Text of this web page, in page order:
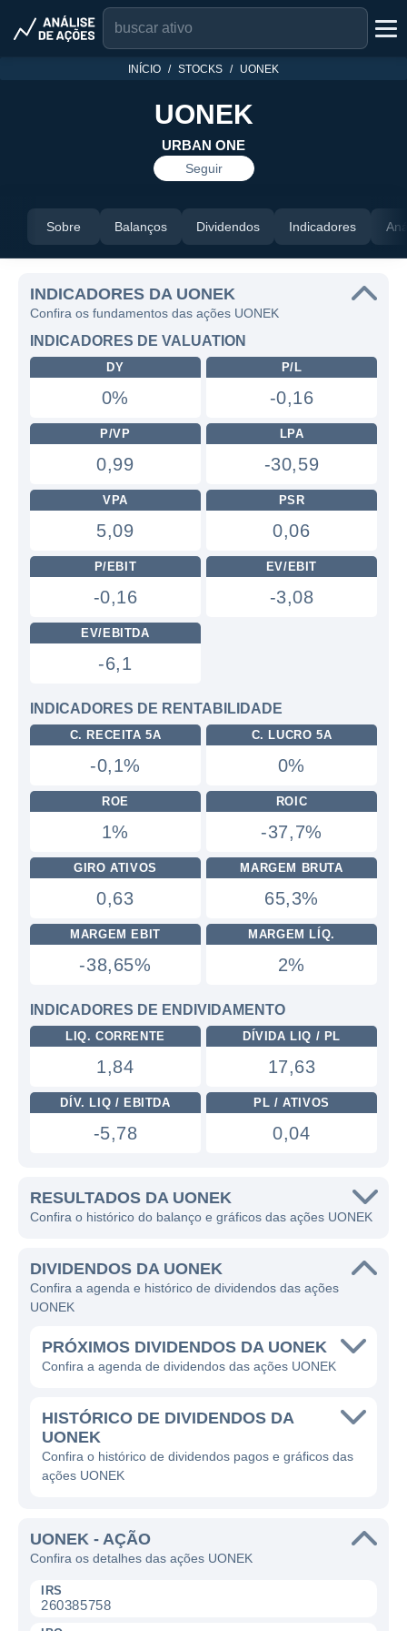
INÍCIO STOCKS UONEK
UONEK
URBAN ONE
Seguir
Sobre Balanços Dividendos Indicadores
INDICADORES DA UONEK
Confira os fundamentos das ações UONEK
INDICADORES DE VALUATION
DY
0%
P/L
-0,16
P/VP
0,99
LPA
-30,59
VPA
5,09
PSR
0,06
P/EBIT
-0,16
EV/EBIT
-3,08
EV/EBITDA
-6,1
INDICADORES DE RENTABILIDADE
C. RECEITA 5A
-0,1%
C. LUCRO 5A
0%
ROE
1%
ROIC
-37,7%
GIRO ATIVOS
0,63
MARGEM BRUTA
65,3%
MARGEM EBIT
-38,65%
MARGEM LÍQ.
2%
INDICADORES DE ENDIVIDAMENTO
LIQ. CORRENTE
1,84
DÍVIDA LIQ / PL
17,63
DÍV. LIQ / EBITDA
-5,78
PL / ATIVOS
0,04
RESULTADOS DA UONEK
Confira o histórico do balanço e gráficos das ações UONEK
DIVIDENDOS DA UONEK
Confira a agenda e histórico de dividendos das ações
UONEK
PRÓXIMOS DIVIDENDOS DA UONEK
Confira a agenda de dividendos das ações UONEK
HISTÓRICO DE DIVIDENDOS DA
UONEK
Confira o histórico de dividendos pagos e gráficos das
ações UONEK
UONEK - AÇÃO
Confira os detalhes das ações UONEK
IRS
260385758